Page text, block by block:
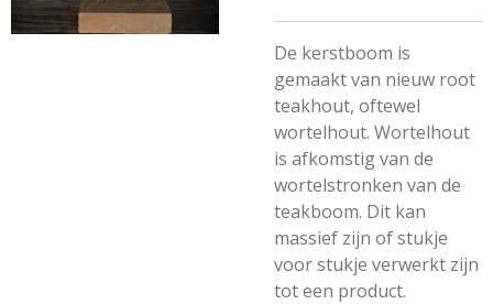
De kerstboom is
gemaakt van nieuw root
teakhout, oftewel
wortelhout. Wortelhout
is afkomstig van de
wortelstronken van de
teakboom. Dit kan
massief zijn of stukje
voor stukje verwerkt zijn
tot een product.